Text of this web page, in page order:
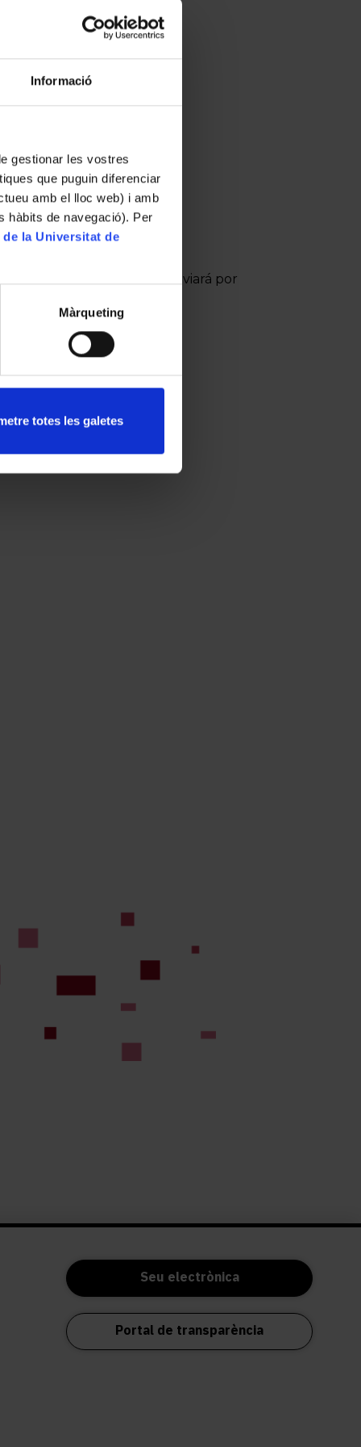
Informació
gestionar les vostres
que puguin diferenciar
amb el lloc web) i amb
hàbits de navegació). Per
la Universitat de
Màrqueting
totes les galetes
El certificado se enviará por
Seu electrònica
Portal de transparència